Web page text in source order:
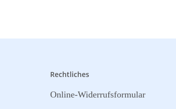
Rechtliches
Online-Widerrufsformular